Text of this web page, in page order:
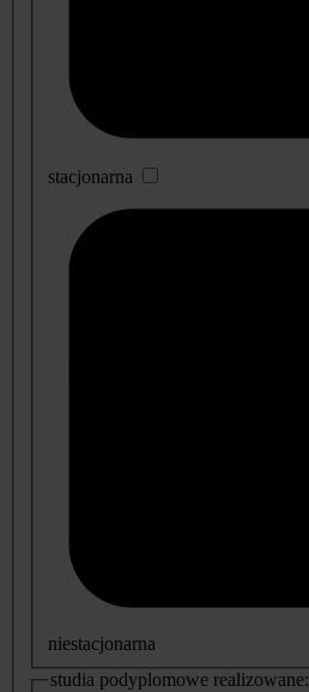
stacjonarna
niestacjonarna
studia podyplomowe realizowane: